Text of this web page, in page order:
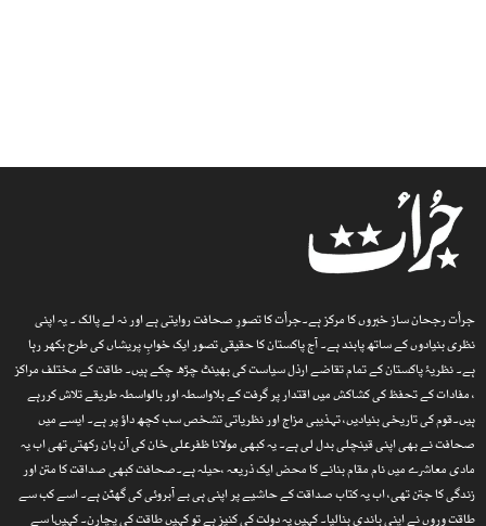
جرأت رجحان ساز خبروں کا مرکز ہے۔جرأت کا تصورِ صحافت روایتی ہے اور نہ لے پالک ۔ یہ اپنی
نظری بنیادوں کے ساتھ پابند ہے۔ آج پاکستان کا حقیقی تصور ایک خوابِ پریشاں کی طرح بکھر رہا
ہے۔ نظریۂ پاکستان کے تمام تقاضے ارذل سیاست کی بھینٹ چڑھ چکے ہیں۔ طاقت کے مختلف مراکز
، مفادات کے تحفظ کی کشاکش میں اقتدار پر گرفت کے بلاواسطہ اور بالواسطہ طریقے تلاش کررہے
ہیں۔قوم کی تاریخی بنیادیں، تہذیبی مزاج اور نظریاتی تشخص سب کچھ داؤ پر ہے۔ ایسے میں
صحافت نے بھی اپنی قینچلی بدل لی ہے۔ یہ کبھی مولانا ظفرعلی خان کی آن بان رکھتی تھی اب یہ
مادی معاشرے میں نام مقام بنانے کا محض ایک ذریعہ ،حیلہ ہے۔صحافت کبھی صداقت کا متن اور
زندگی کا جتن تھی، اب یہ کتاب صداقت کے حاشیے پر اپنی ہی بے آبروئی کی گھٹن ہے۔ اسے کب سے